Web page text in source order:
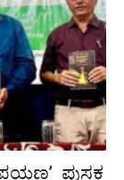
ಪುಸ್ತಕ